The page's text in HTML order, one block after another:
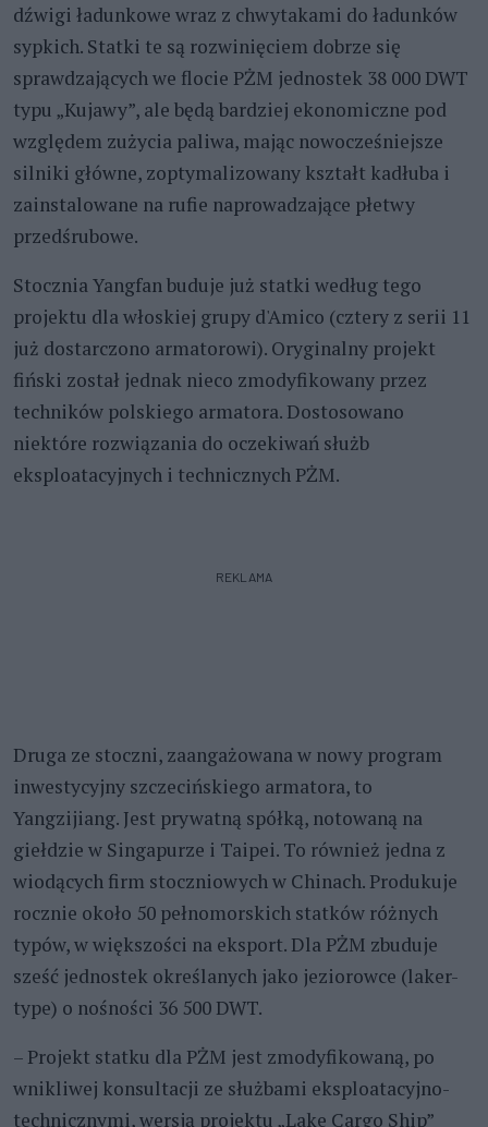
dźwigi ładunkowe wraz z chwytakami do ładunków
sypkich. Statki te są rozwinięciem dobrze się
sprawdzających we flocie PŻM jednostek 38 000 DWT
typu „Kujawy”, ale będą bardziej ekonomiczne pod
względem zużycia paliwa, mając nowocześniejsze
silniki główne, zoptymalizowany kształt kadłuba i
zainstalowane na rufie naprowadzające płetwy
przedśrubowe.
Stocznia Yangfan buduje już statki według tego
projektu dla włoskiej grupy d'Amico (cztery z serii 11
już dostarczono armatorowi). Oryginalny projekt
fiński został jednak nieco zmodyfikowany przez
techników polskiego armatora. Dostosowano
niektóre rozwiązania do oczekiwań służb
eksploatacyjnych i technicznych PŻM.
REKLAMA
Druga ze stoczni, zaangażowana w nowy program
inwestycyjny szczecińskiego armatora, to
Yangzijiang. Jest prywatną spółką, notowaną na
giełdzie w Singapurze i Taipei. To również jedna z
wiodących firm stoczniowych w Chinach. Produkuje
rocznie około 50 pełnomorskich statków różnych
typów, w większości na eksport. Dla PŻM zbuduje
sześć jednostek określanych jako jeziorowce (laker-
type) o nośności 36 500 DWT.
– Projekt statku dla PŻM jest zmodyfikowaną, po
wnikliwej konsultacji ze służbami eksploatacyjno-
technicznymi, wersją projektu „Lake Cargo Ship”